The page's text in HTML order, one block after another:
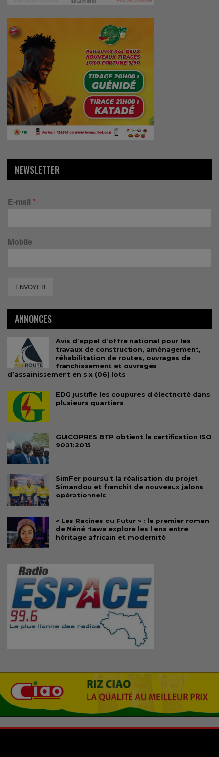
NEWSLETTER
E-mail *
Mobile
ENVOYER
ANNONCES
Avis d’appel d’offre national pour les
travaux de construction, aménagement,
réhabilitation de routes, ouvrages de
franchissement et ouvrages
d’assainissement en six (06) lots
EDG justifie les coupures d’électricité dans
plusieurs quartiers
GUICOPRES BTP obtient la certification ISO
9001:2015
SimFer poursuit la réalisation du projet
Simandou et franchit de nouveaux jalons
opérationnels
« Les Racines du Futur » : le premier roman
de Néné Hawa explore les liens entre
héritage africain et modernité